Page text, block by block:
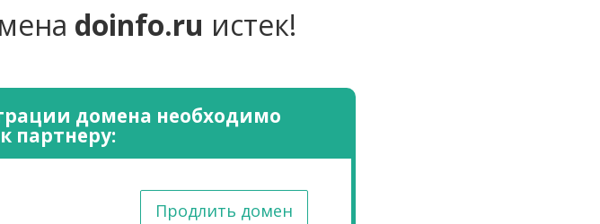
doinfo.ru истек!
домена необходимо
партнеру:
Продлить домен